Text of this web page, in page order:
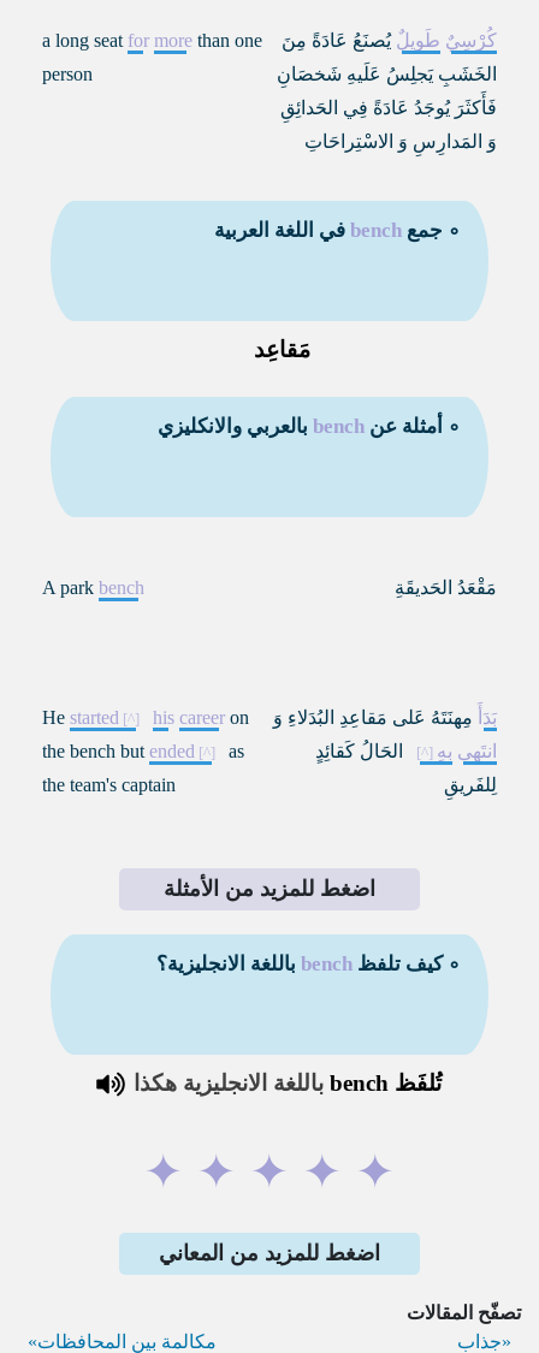
كُرْسِيٌ طَويِلٌ يُصنَعُ عَادَةً مِنَ
الخَشَبِ يَجلِسُ عَلَيهِ شَخصَانِ
فَأَكثَرَ يُوجَدُ عَادَةً فِي الحَدائِقِ
وَ المَدارِسِ وَ الاسْتِراحَاتِ
a long seat for more than one
person
∘ جمعbench في اللغة العربية
مَقاعِد
∘ أمثلة عنbench بالعربي والانكليزي
مَقْعَدُ الحَديقَةِ A park bench
بَدَأَ مِهنَتَهُ عَلى مَقاعِدِ البُدَلاءِ وَ
انتَهى بِهِ
الحَالُ كَقائِدٍ
لِلفَريقِ
He started his career on
the bench but ended
as
the team's captain
اضغط للمزيد من الأمثلة
∘ كيف تلفظbench باللغة الانجليزية؟
تُلفَظ bench باللغة الانجليزية هكذا
✦
✦
✦
✦
✦
اضغط للمزيد من المعاني
تصفّح المقالات
جذاب
مكالمة بين المحافظات